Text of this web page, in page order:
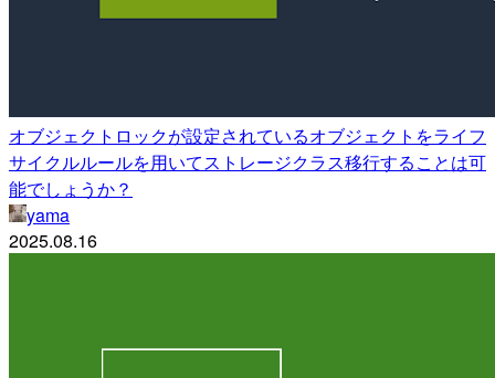
オブジェクトロックが設定されているオブジェクトをライフ
サイクルルールを用いてストレージクラス移行することは可
能でしょうか？
yama
2025.08.16